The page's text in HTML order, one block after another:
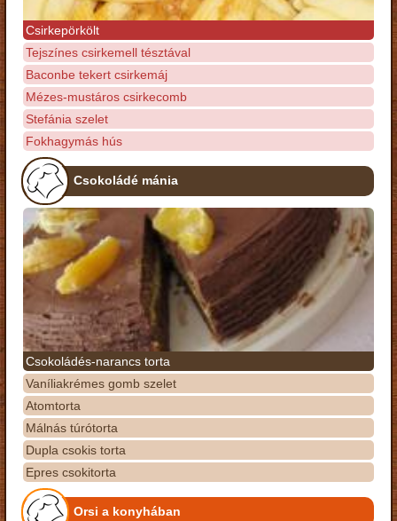
Csirkepörkölt
Tejszínes csirkemell tésztával
Baconbe tekert csirkemáj
Mézes-mustáros csirkecomb
Stefánia szelet
Fokhagymás hús
Csokoládé mánia
Csokoládés-narancs torta
Vaníliakrémes gomb szelet
Atomtorta
Málnás túrótorta
Dupla csokis torta
Epres csokitorta
Orsi a konyhában